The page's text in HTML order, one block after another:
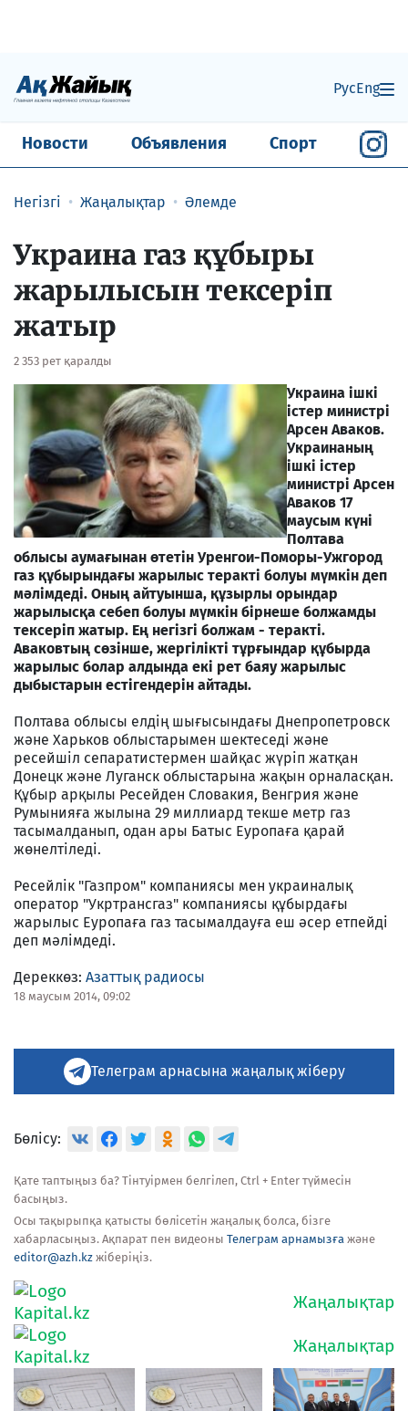
РусEng
Новости Объявления Спорт
Негізгі Жаңалықтар Әлемде
Украина газ құбыры
жарылысын тексеріп
жатыр
2 353 рет қаралды
Украина ішкі
істер министрі
Арсен Аваков.
Украинаның
ішкі істер
министрі Арсен
Аваков 17
маусым күні
Полтава
облысы аумағынан өтетін Уренгои-Поморы-Ужгород
газ құбырындағы жарылыс теракті болуы мүмкін деп
мәлімдеді. Оның айтуынша, құзырлы орындар
жарылысқа себеп болуы мүмкін бірнеше болжамды
тексеріп жатыр. Ең негізгі болжам - теракті.
Аваковтың сөзінше, жергілікті тұрғындар құбырда
жарылыс болар алдында екі рет баяу жарылыс
дыбыстарын естігендерін айтады.
Полтава облысы елдің шығысындағы Днепропетровск
және Харьков облыстарымен шектеседі және
ресейшіл сепаратистермен шайқас жүріп жатқан
Донецк және Луганск облыстарына жақын орналасқан.
Құбыр арқылы Ресейден Словакия, Венгрия және
Румынияға жылына 29 миллиард текше метр газ
тасымалданып, одан ары Батыс Еуропаға қарай
жөнелтіледі.
Ресейлік "Газпром" компаниясы мен украиналық
оператор "Укртрансгаз" компаниясы құбырдағы
жарылыс Еуропаға газ тасымалдауға еш әсер етпейді
деп мәлімдеді.
Дереккөз: Азаттық радиосы
18 маусым 2014, 09:02
Телеграм арнасына жаңалық жіберу
Бөлісу:
Қате таптыңыз ба? Тінтуірмен белгілеп, Ctrl + Enter түймесін
басыңыз.
Осы тақырыпқа қатысты бөлісетін жаңалық болса, бізге
хабарласыңыз. Ақпарат пен видеоны Телеграм арнамызға және
editor@azh.kz жіберіңіз.